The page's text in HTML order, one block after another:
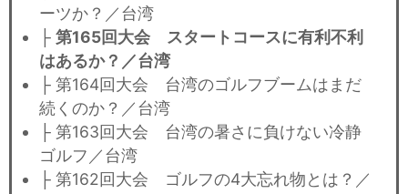
ーツか？／台湾
├ 第165回大会 スタートコースに有利不利
はあるか？／台湾
├ 第164回大会 台湾のゴルフブームはまだ
続くのか？／台湾
├ 第163回大会 台湾の暑さに負けない冷静
ゴルフ／台湾
├ 第162回大会 ゴルフの4大忘れ物とは？／